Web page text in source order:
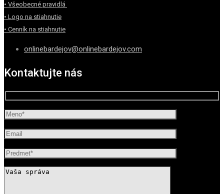
• Všeobecné pravidlá
• Logo na stiahnutie
• Cenník na stiahnutie
onlinebardejov@onlinebardejov.com
Kontaktujte nás